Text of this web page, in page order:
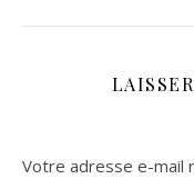
Votre adresse e-mail